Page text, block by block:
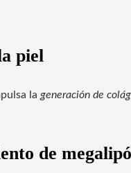
piel
la generación de
de